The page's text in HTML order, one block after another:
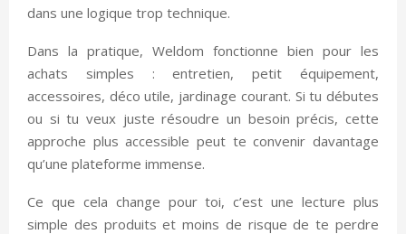
dans une logique trop technique.
Dans la pratique, Weldom fonctionne bien pour les
achats simples : entretien, petit équipement,
accessoires, déco utile, jardinage courant. Si tu débutes
ou si tu veux juste résoudre un besoin précis, cette
approche plus accessible peut te convenir davantage
qu’une plateforme immense.
Ce que cela change pour toi, c’est une lecture plus
simple des produits et moins de risque de te perdre